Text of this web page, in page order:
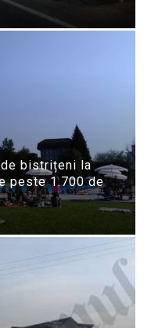
bistrițeni la
peste 1.700 de